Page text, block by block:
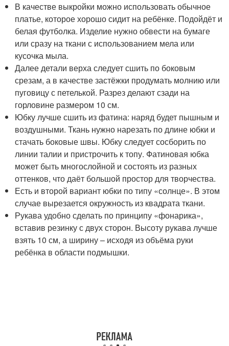
В качестве выкройки можно использовать обычное
платье, которое хорошо сидит на ребёнке. Подойдёт и
белая футболка. Изделие нужно обвести на бумаге
или сразу на ткани с использованием мела или
кусочка мыла.
Далее детали верха следует сшить по боковым
срезам, а в качестве застёжки продумать молнию или
пуговицу с петелькой. Разрез делают сзади на
горловине размером 10 см.
Юбку лучше сшить из фатина: наряд будет пышным и
воздушными. Ткань нужно нарезать по длине юбки и
стачать боковые швы. Юбку следует сосборить по
линии талии и пристрочить к топу. Фатиновая юбка
может быть многослойной и состоять из разных
оттенков, что даёт большой простор для творчества.
Есть и второй вариант юбки по типу «солнце». В этом
случае вырезается окружность из квадрата ткани.
Рукава удобно сделать по принципу «фонарика»,
вставив резинку с двух сторон. Высоту рукава лучше
взять 10 см, а ширину – исходя из объёма руки
ребёнка в области подмышки.